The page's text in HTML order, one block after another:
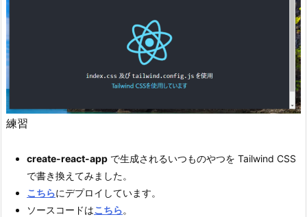
練習
create-react-app で生成されるいつものやつを Tailwind CSS
で書き換えてみました。
こちらにデプロイしています。
ソースコードはこちら。